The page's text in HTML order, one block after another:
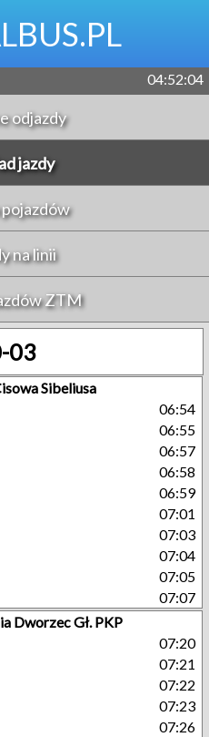
04:52:04
odjazdy
jazdy
na linii
ZTM
03
Sibeliusa
06:54
06:55
06:57
06:58
06:59
07:01
07:03
07:04
07:05
07:07
Dworzec Gł. PKP
07:20
07:21
07:22
07:23
07:26